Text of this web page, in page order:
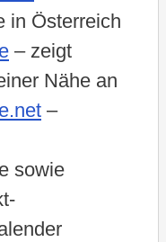
in Österreich
– zeigt
Nähe an
–
sowie